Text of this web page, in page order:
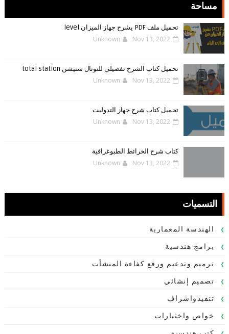
مساحة
تحميل ملف PDF يشرح جهاز الميزان level
Unknown Nov 13, 2022
تحميل كتاب الشرح تفصيلي للتوتال ستيشن total station
Unknown Nov 13, 2022
تحميل كتاب شرح جهاز التدوليت
Unknown Nov 13, 2022
كتاب شرح الخرائط الطبوغرافية
Unknown Nov 13, 2022
التسميات
الهندسة المعمارية
برامج هندسية
ترميم وتدعيم ورفع كفاءة المنشأت
تصميم إنشائي
تنفيذواشراف
خواص واختبارات